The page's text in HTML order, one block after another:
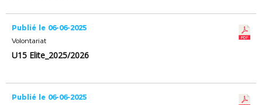
Publié le 06-06-2025
Volontariat
U15 Elite_2025/2026
Publié le 06-06-2025